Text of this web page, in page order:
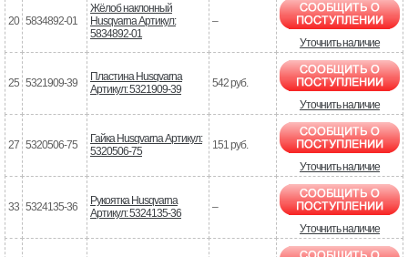
20 5834892-01
Жёлоб наклонный
Husqvarna Артикул:
5834892-01
–
Уточнить наличие
25 5321909-39
Пластина Husqvarna
Артикул: 5321909-39
542 руб.
Уточнить наличие
27 5320506-75
Гайка Husqvarna Артикул:
5320506-75
151 руб.
Уточнить наличие
33 5324135-36
Рукоятка Husqvarna
Артикул: 5324135-36
–
Уточнить наличие